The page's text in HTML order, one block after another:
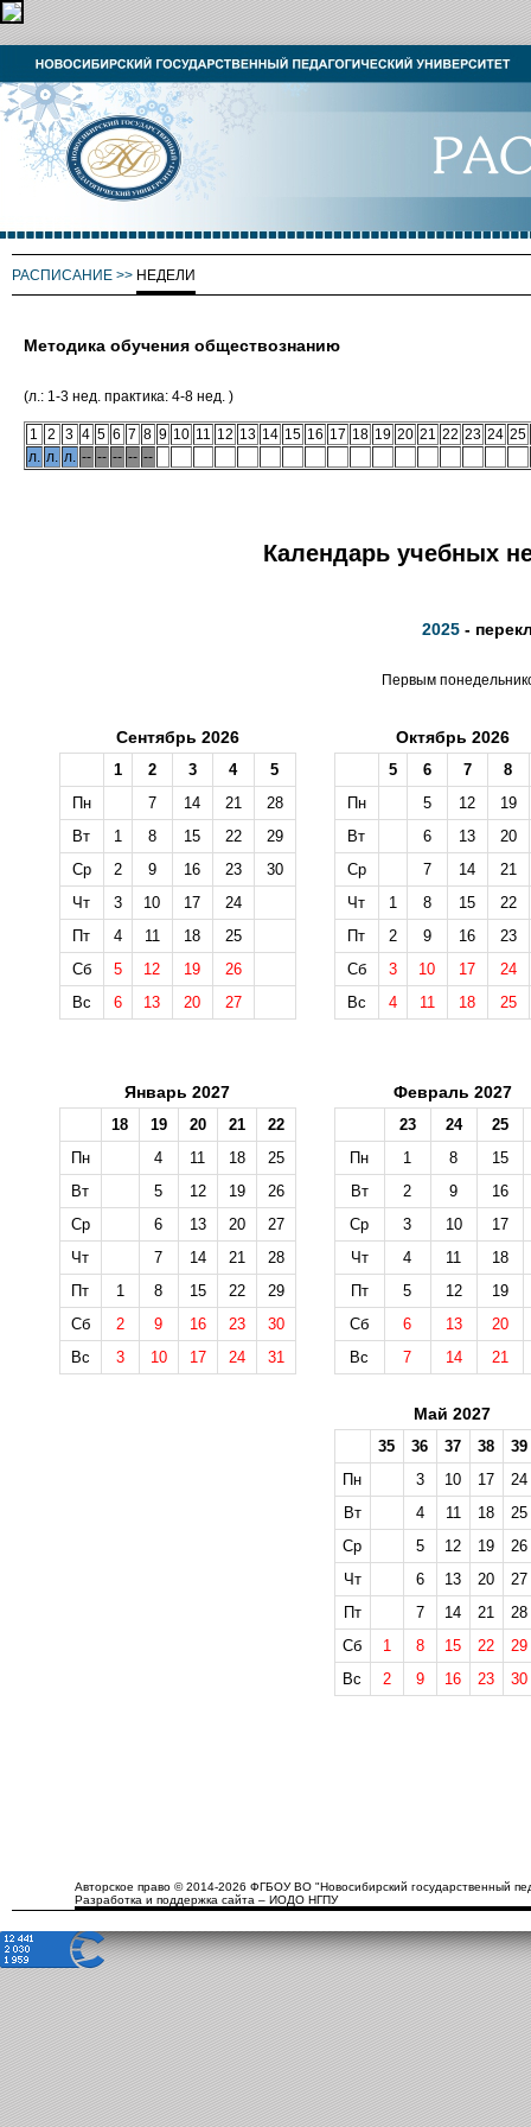
РАСПИСАНИЕ >> НЕДЕЛИ
Методика обучения обществознанию
(л.: 1-3 нед. практика: 4-8 нед. )
1 2 3 4 5 6 7 8 9 10 11 12 13 14 15 16 17 18 19 20 21 22 23 24 25
л. л. л. -- -- -- -- --
Календарь учебных
2025 -
Первым
Сентябрь 2026
1 2 3 4
5
Пн
7 14 21
28
Вт
1 8 15 22
29
Ср
2 9 16 23
30
Чт
3 10 17
24
Пт
4 11 18
25
Сб
5 12 19
26
Вс
6 13 20 27
Октябрь 2026
5 6 7
8
Пн
5 12
19
Вт
6 13
20
Ср
7 14
21
Чт
1 8 15
22
Пт
2 9 16
23
Сб
3 10 17
24
Вс
4 11 18 25
Январь 2027
18 19 20 21
22
Пн
4 11 18
25
Вт
5 12 19
26
Ср
6 13 20
27
Чт
7 14 21
28
Пт
1 8 15 22
29
Сб
2 9 16 23
30
Вс
3 10 17 24 31
Февраль 2027
23 24
25
Пн
1 8
15
Вт
2 9
16
Ср
3 10
17
Чт
4 11
18
Пт
5 12
19
Сб
6 13
20
Вс
7 14 21
Май 2027
35 36 37 38
39
Пн
3 10 17
24
Вт
4 11 18
25
Ср
5 12 19
26
Чт
6 13 20
27
Пт
7 14 21
28
Сб
1 8 15 22
29
Вс
2 9 16 23 30
Авторское право © 2014-2026 ФГБОУ ВО "Новосибирский государственный
Разработка и поддержка сайта – ИОДО НГПУ